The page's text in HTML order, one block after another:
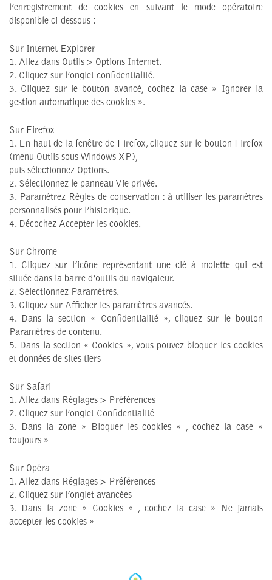
l’enregistrement de cookies en suivant le mode opératoire
disponible ci-dessous :
Sur Internet Explorer
1. Allez dans Outils > Options Internet.
2. Cliquez sur l’onglet confidentialité.
3. Cliquez sur le bouton avancé, cochez la case » Ignorer la
gestion automatique des cookies ».
Sur Firefox
1. En haut de la fenêtre de Firefox, cliquez sur le bouton Firefox
(menu Outils sous Windows XP),
puis sélectionnez Options.
2. Sélectionnez le panneau Vie privée.
3. Paramétrez Règles de conservation : à utiliser les paramètres
personnalisés pour l’historique.
4. Décochez Accepter les cookies.
Sur Chrome
1. Cliquez sur l’icône représentant une clé à molette qui est
située dans la barre d’outils du navigateur.
2. Sélectionnez Paramètres.
3. Cliquez sur Afficher les paramètres avancés.
4. Dans la section « Confidentialité », cliquez sur le bouton
Paramètres de contenu.
5. Dans la section « Cookies », vous pouvez bloquer les cookies
et données de sites tiers
Sur Safari
1. Allez dans Réglages > Préférences
2. Cliquez sur l’onglet Confidentialité
3. Dans la zone » Bloquer les cookies « , cochez la case «
toujours »
Sur Opéra
1. Allez dans Réglages > Préférences
2. Cliquez sur l’onglet avancées
3. Dans la zone » Cookies « , cochez la case » Ne jamais
accepter les cookies »